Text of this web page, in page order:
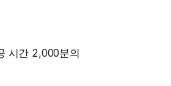
시간 2,000분의